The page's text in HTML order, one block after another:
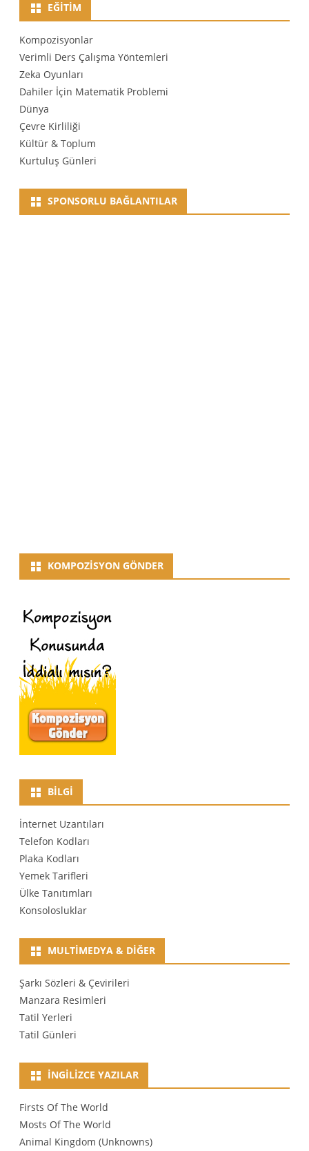
EĞITIM
Kompozisyonlar
Verimli Ders Çalışma Yöntemleri
Zeka Oyunları
Dahiler İçin Matematik Problemi
Dünya
Çevre Kirliliği
Kültür & Toplum
Kurtuluş Günleri
SPONSORLU BAĞLANTILAR
KOMPOZISYON GÖNDER
BILGI
İnternet Uzantıları
Telefon Kodları
Plaka Kodları
Yemek Tarifleri
Ülke Tanıtımları
Konsolosluklar
MULTIMEDYA & DIĞER
Şarkı Sözleri & Çevirileri
Manzara Resimleri
Tatil Yerleri
Tatil Günleri
İNGILIZCE YAZILAR
Firsts Of The World
Mosts Of The World
Animal Kingdom (Unknowns)